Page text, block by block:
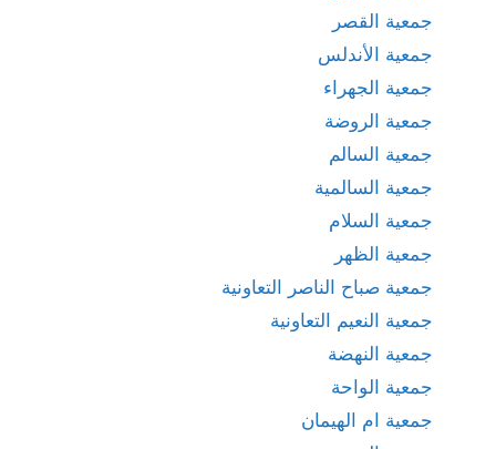
جمعية القصر
جمعية الأندلس
جمعية الجهراء
جمعية الروضة
جمعية السالم
جمعية السالمية
جمعية السلام
جمعية الظهر
جمعية صباح الناصر التعاونية
جمعية النعيم التعاونية
جمعية النهضة
جمعية الواحة
جمعية ام الهيمان